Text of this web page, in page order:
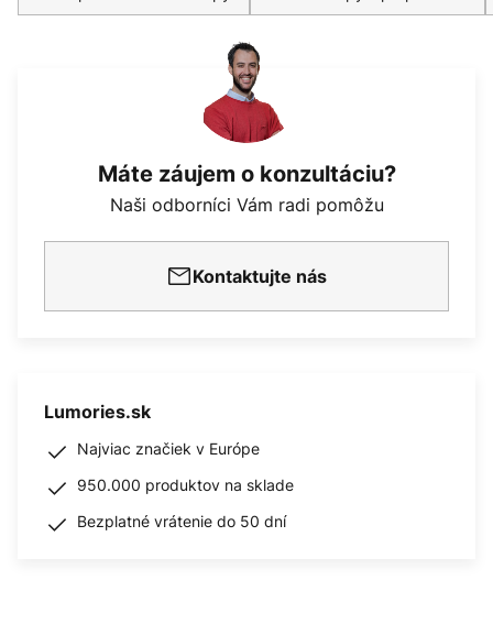
Máte záujem o konzultáciu?
Naši odborníci Vám radi pomôžu
Kontaktujte nás
Lumories.sk
Najviac značiek v Európe
950.000 produktov na sklade
Bezplatné vrátenie do 50 dní